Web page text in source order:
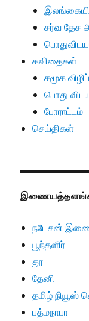
சர்வ தேச
கவிதைகள்
சமூக
பொது
போராட்டம்
செய்திகள்
நடேசன்
பூந்தளிர்
தூ
தேனி
தமிழ் நியூஸ்
பத்மநாபா